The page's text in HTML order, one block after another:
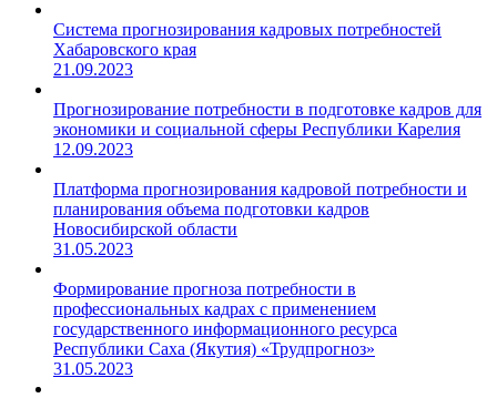
Система прогнозирования кадровых потребностей
Хабаровского края
21.09.2023
Прогнозирование потребности в подготовке кадров для
экономики и социальной сферы Республики Карелия
12.09.2023
Платформа прогнозирования кадровой потребности и
планирования объема подготовки кадров
Новосибирской области
31.05.2023
Формирование прогноза потребности в
профессиональных кадрах с применением
государственного информационного ресурса
Республики Саха (Якутия) «Трудпрогноз»
31.05.2023